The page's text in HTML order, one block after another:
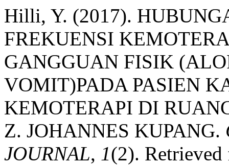
Hilli, Y. (2017).
FREKUENSI
GANGGUAN FISIK
VOMIT)PADA PASIEN
KEMOTERAPI DI
Z. JOHANNES KUPANG.
JOURNAL, 1(2).